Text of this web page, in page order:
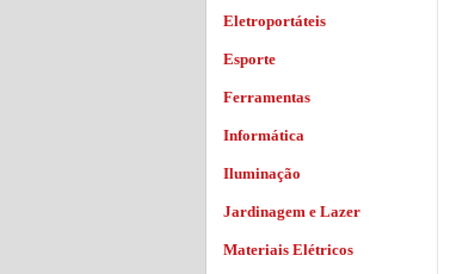
Eletroportáteis
Esporte
Ferramentas
Informática
Iluminação
Jardinagem e Lazer
Materiais Elétricos